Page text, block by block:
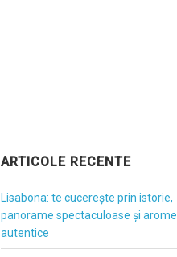
ARTICOLE RECENTE
Lisabona: te cucerește prin istorie,
panorame spectaculoase și arome
autentice